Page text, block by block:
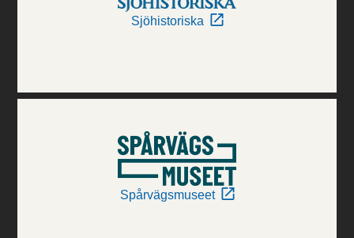
Sjöhistoriska
Spårvägsmuseet